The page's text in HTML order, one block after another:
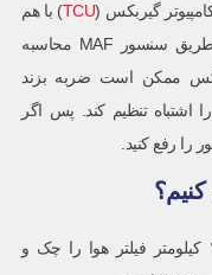
گیربکس (TCU) با هم
در ارتباط هستند. اطلاعات گشتاور موتور از طریق سنسور MAF محاسبه
ممکن است ضربه بزند
اشتباه تنظیم کند. پس اگر
را رفع کنید.
هر ۵۰۰۰ تا ۱۰۰۰۰ کیلومتر فیلتر هوا را چک و